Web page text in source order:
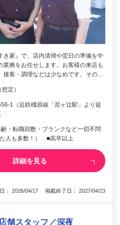
き家』で、店内清掃や翌日の準備を中
業務をお任せします。お客様の来店も
接客・調理などは少なめです。その…
定）
1（近鉄橿原線「尼ヶ辻駅」より徒
・転職回数・ブランクなど一切不問
た人も多数！） ■高卒以上
詳細を見る
： 2026/04/17 掲載終了日： 2027/04/23
舗スタッフ／深夜